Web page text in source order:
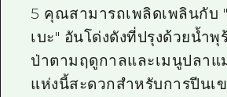
5 คุณสามารถเพลิดเพลินกับ
เบะ" อันโด่งดังที่ปรุงด้วยน้ำพุ
ป่าตามฤดูกาลและเมนูปลา
แห่งนี้สะดวกสำหรับการปีนเ